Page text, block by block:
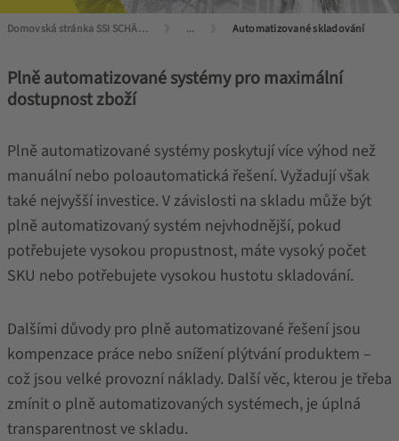
Domovská stránka SSI SCHÄFER ... Automatizované skladování
Plně automatizované systémy pro maximální
dostupnost zboží
Plně automatizované systémy poskytují více výhod než
manuální nebo poloautomatická řešení. Vyžadují však
také nejvyšší investice. V závislosti na skladu může být
plně automatizovaný systém nejvhodnější, pokud
potřebujete vysokou propustnost, máte vysoký počet
SKU nebo potřebujete vysokou hustotu skladování.
Dalšími důvody pro plně automatizované řešení jsou
kompenzace práce nebo snížení plýtvání produktem –
což jsou velké provozní náklady. Další věc, kterou je třeba
zmínit o plně automatizovaných systémech, je úplná
transparentnost ve skladu.